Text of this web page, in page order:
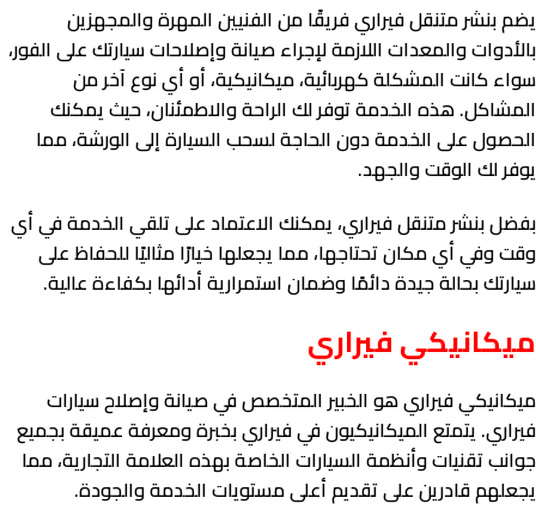
يضم بنشر متنقل فيراري فريقًا من الفنيين المهرة والمجهزين
بالأدوات والمعدات اللازمة لإجراء صيانة وإصلاحات سيارتك على الفور،
سواء كانت المشكلة كهربائية، ميكانيكية، أو أي نوع آخر من
المشاكل. هذه الخدمة توفر لك الراحة والاطمئنان، حيث يمكنك
الحصول على الخدمة دون الحاجة لسحب السيارة إلى الورشة، مما
يوفر لك الوقت والجهد.
بفضل بنشر متنقل فيراري، يمكنك الاعتماد على تلقي الخدمة في أي
وقت وفي أي مكان تحتاجها، مما يجعلها خيارًا مثاليًا للحفاظ على
سيارتك بحالة جيدة دائمًا وضمان استمرارية أدائها بكفاءة عالية.
ميكانيكي فيراري
ميكانيكي فيراري هو الخبير المتخصص في صيانة وإصلاح سيارات
فيراري. يتمتع الميكانيكيون في فيراري بخبرة ومعرفة عميقة بجميع
جوانب تقنيات وأنظمة السيارات الخاصة بهذه العلامة التجارية، مما
يجعلهم قادرين على تقديم أعلى مستويات الخدمة والجودة.